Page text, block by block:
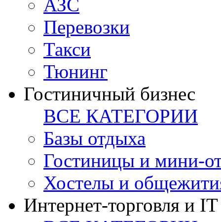
АЗС
Перевозки
Такси
Тюнинг
Гостиничный бизнес
ВСЕ КАТЕГОРИИ
Базы отдыха
Гостиницы и мини-
Хостелы и
Интернет-торговля и IT